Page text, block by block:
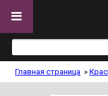
Главная страница »